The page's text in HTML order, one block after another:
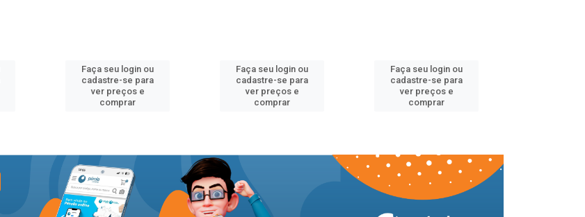
Faça seu login ou
cadastre-se para
ver preços e
comprar
Faça seu login ou
cadastre-se para
ver preços e
comprar
Faça seu login ou
cadastre-se para
ver preços e
comprar